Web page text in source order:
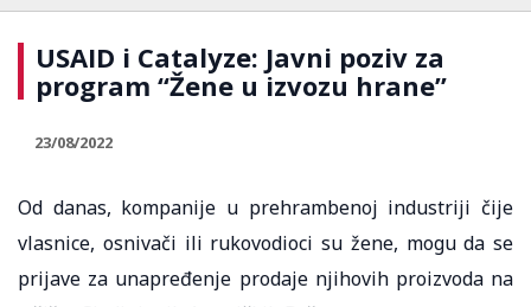
USAID i Catalyze: Javni poziv za
program “Žene u izvozu hrane”
23/08/2022
Od danas, kompanije u prehrambenoj industriji čije
vlasnice, osnivači ili rukovodioci su žene, mogu da se
prijave za unapređenje prodaje njihovih proizvoda na